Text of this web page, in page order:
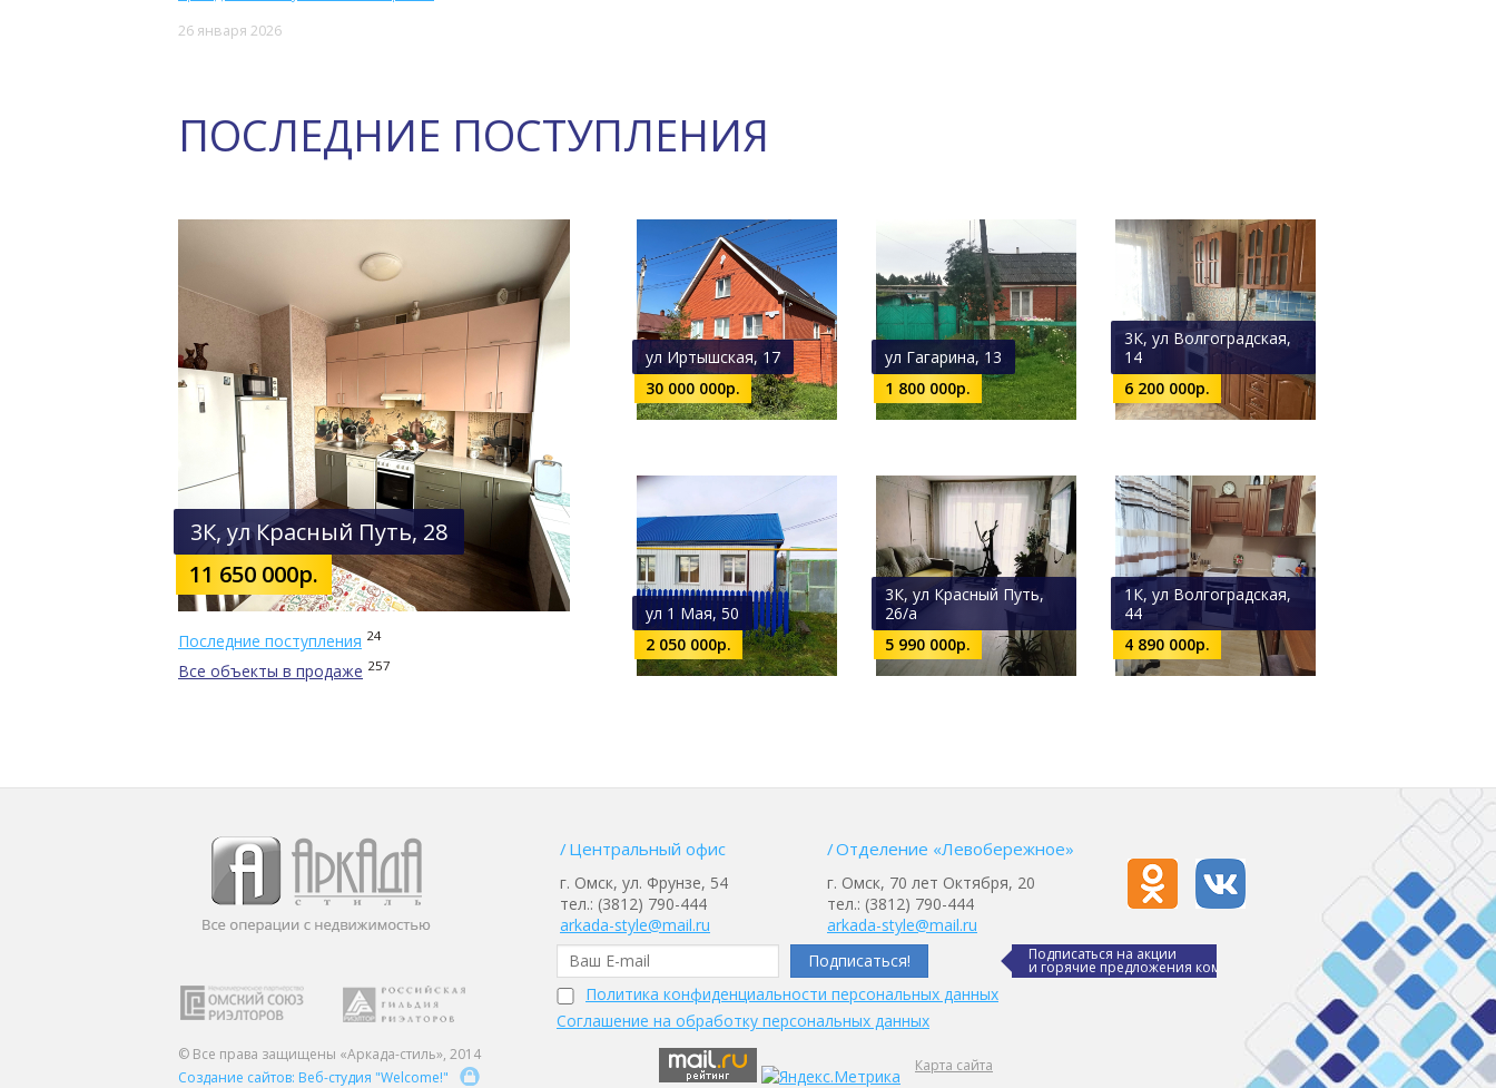
26 января 2026
ПОСЛЕДНИЕ ПОСТУПЛЕНИЯ
3К, ул Красный Путь, 28
11 650 000р.
ул Иртышская, 17
30 000 000р.
ул Гагарина, 13
1 800 000р.
3К, ул Волгоградская,
14
6 200 000р.
ул 1 Мая, 50
2 050 000р.
3К, ул Красный Путь,
26/а
5 990 000р.
1К, ул Волгоградская,
44
4 890 000р.
Последние поступления 24
Все объекты в продаже 257
Подписаться на акции
и горячие предложения компании
Политика конфиденциальности персональных данных
Соглашение на обработку персональных данных
Центральный офис
г. Омск, ул. Фрунзе, 54
тел.: (3812) 790-444
arkada-style@mail.ru
Отделение «Левобережное»
г. Омск, 70 лет Октября, 20
тел.: (3812) 790-444
arkada-style@mail.ru
© Все права защищены «Аркада-стиль», 2014
Создание сайтов: Веб-студия "Welcome!"
Карта сайта